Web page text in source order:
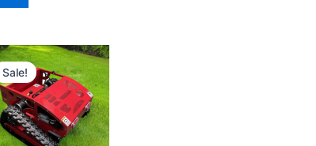
で
ま
す
が
り
ま
す。
オ
プ
Sale!
価
格
帯:
$2,700.00
–
$3,200.00
こ
の
商
品
に